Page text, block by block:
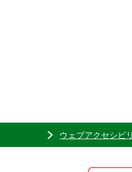
ウェブアクセシビ